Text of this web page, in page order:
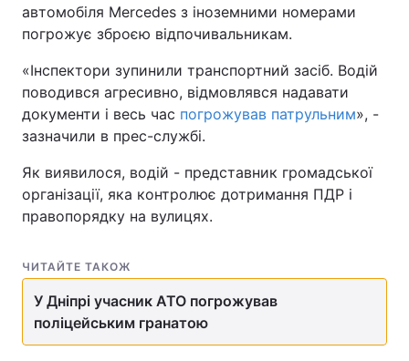
автомобіля Mercedes з іноземними номерами
погрожує зброєю відпочивальникам.
«Інспектори зупинили транспортний засіб. Водій
поводився агресивно, відмовлявся надавати
документи і весь час погрожував патрульним», -
зазначили в прес-службі.
Як виявилося, водій - представник громадської
організації, яка контролює дотримання ПДР і
правопорядку на вулицях.
ЧИТАЙТЕ ТАКОЖ
У Дніпрі учасник АТО погрожував
поліцейським гранатою